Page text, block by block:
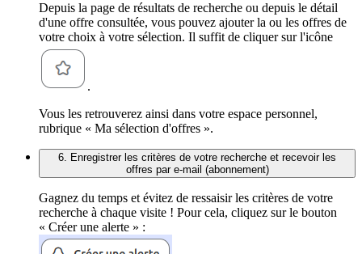
Depuis la page de résultats de recherche ou depuis le détail
d'une offre consultée, vous pouvez ajouter la ou les offres de
votre choix à votre sélection. Il suffit de cliquer sur l'icône
.
Vous les retrouverez ainsi dans votre espace personnel,
rubrique « Ma sélection d'offres ».
6. Enregistrer les critères de votre recherche et recevoir les
offres par e-mail (abonnement)
Gagnez du temps et évitez de ressaisir les critères de votre
recherche à chaque visite ! Pour cela, cliquez sur le bouton
« Créer une alerte » :